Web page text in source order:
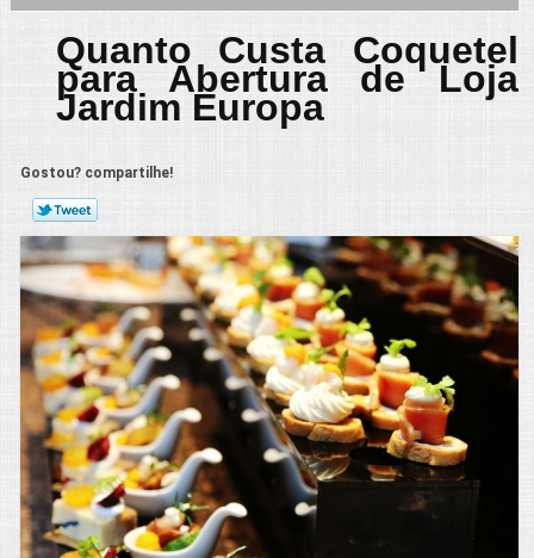
Quanto Custa Coquetel
para Abertura de Loja
Jardim Europa
Gostou? compartilhe!